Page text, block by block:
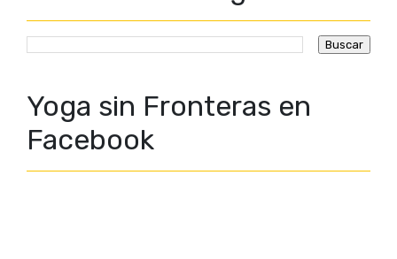
Yoga sin Fronteras en
Facebook